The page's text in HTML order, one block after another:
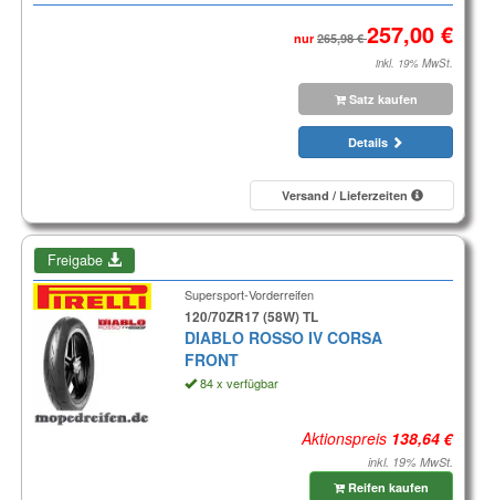
nur
inkl. 19% MwSt.
Satz kaufen
Details
Versand / Lieferzeiten
Freigabe
Supersport-Vorderreifen
120/70ZR17 (58W) TL
DIABLO ROSSO IV CORSA
FRONT
84 x verfügbar
Aktionspreis
inkl. 19% MwSt.
Reifen kaufen